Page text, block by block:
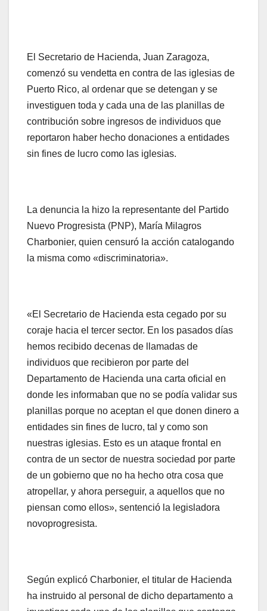
El Secretario de Hacienda, Juan Zaragoza,
comenzó su vendetta en contra de las iglesias de
Puerto Rico, al ordenar que se detengan y se
investiguen toda y cada una de las planillas de
contribución sobre ingresos de individuos que
reportaron haber hecho donaciones a entidades
sin fines de lucro como las iglesias.
La denuncia la hizo la representante del Partido
Nuevo Progresista (PNP), María Milagros
Charbonier, quien censuró la acción catalogando
la misma como «discriminatoria».
«El Secretario de Hacienda esta cegado por su
coraje hacia el tercer sector. En los pasados días
hemos recibido decenas de llamadas de
individuos que recibieron por parte del
Departamento de Hacienda una carta oficial en
donde les informaban que no se podía validar sus
planillas porque no aceptan el que donen dinero a
entidades sin fines de lucro, tal y como son
nuestras iglesias. Esto es un ataque frontal en
contra de un sector de nuestra sociedad por parte
de un gobierno que no ha hecho otra cosa que
atropellar, y ahora perseguir, a aquellos que no
piensan como ellos», sentenció la legisladora
novoprogresista.
Según explicó Charbonier, el titular de Hacienda
ha instruido al personal de dicho departamento a